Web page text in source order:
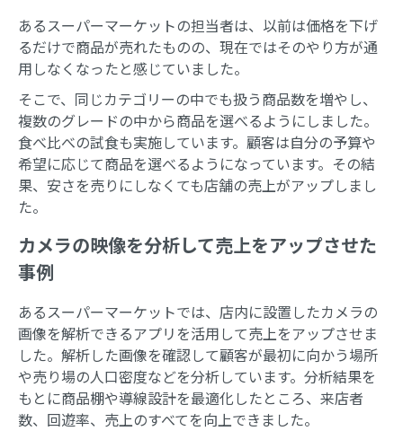
あるスーパーマーケットの担当者は、以前は価格を下げ
るだけで商品が売れたものの、現在ではそのやり方が通
用しなくなったと感じていました。
そこで、同じカテゴリーの中でも扱う商品数を増やし、
複数のグレードの中から商品を選べるようにしました。
食べ比べの試食も実施しています。顧客は自分の予算や
希望に応じて商品を選べるようになっています。その結
果、安さを売りにしなくても店舗の売上がアップしまし
た。
カメラの映像を分析して売上をアップさせた
事例
あるスーパーマーケットでは、店内に設置したカメラの
画像を解析できるアプリを活用して売上をアップさせま
した。解析した画像を確認して顧客が最初に向かう場所
や売り場の人口密度などを分析しています。分析結果を
もとに商品棚や導線設計を最適化したところ、来店者
数、回遊率、売上のすべてを向上できました。